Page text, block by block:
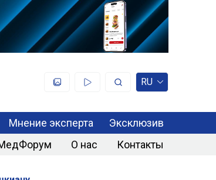
RU
Мнение эксперта
Эксклюзив
О нас Контакты